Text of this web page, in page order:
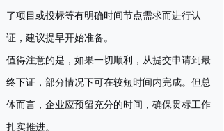
了项目或投标等有明确时间节点需求而进行认
证，建议提早开始准备。
值得注意的是，如果一切顺利，从提交申请到最
终下证，部分情况下可在较短时间内完成。但总
体而言，企业应预留充分的时间，确保贯标工作
扎实推进。